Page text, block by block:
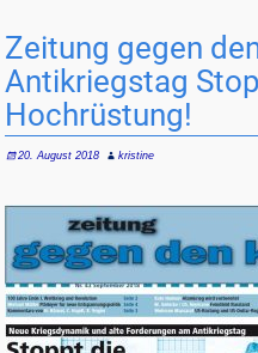
Zeitung gegen
Antikriegstag
Hochrüstung!
20. August 2018 kristine